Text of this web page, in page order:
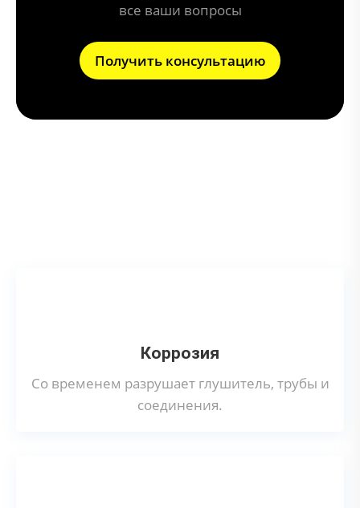
все ваши вопросы
Получить консультацию
Коррозия
Со временем разрушает глушитель, трубы и
соединения.